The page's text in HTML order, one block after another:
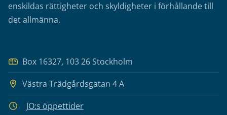
enskildas rättigheter och skyldigheter i förhållande till
det allmänna.
Box 16327, 103 26 Stockholm
Västra Trädgårdsgatan 4 A
JO:s öppettider